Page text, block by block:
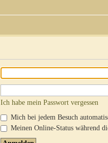
Ich habe mein Passwort vergessen
Mich bei jedem Besuch
Meinen Online-Status während